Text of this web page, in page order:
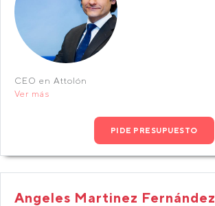
CEO en Attolón
Ver más
PIDE PRESUPUESTO
Angeles Martinez Fernández